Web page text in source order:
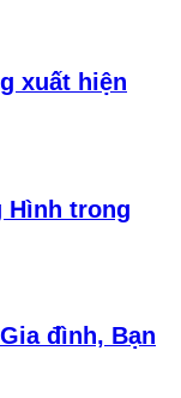
xuất hiện
Hình trong
đình, Bạn